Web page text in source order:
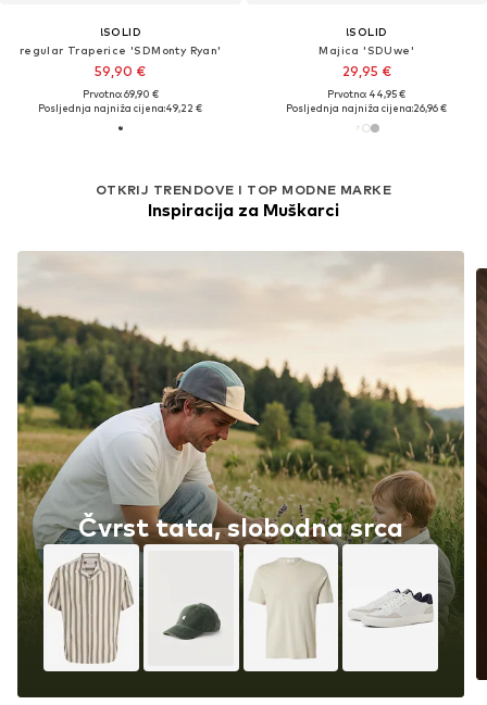
!SOLID
regular Traperice 'SDMonty Ryan'
59,90 €
Prvotno: 69,90 €
Posljednja najniža cijena:49,22 €
!SOLID
Majica 'SDUwe'
29,95 €
Prvotno: 44,95 €
Posljednja najniža cijena:26,96 €
OTKRIJ TRENDOVE I TOP MODNE MARKE
Inspiracija za Muškarci
Čvrst tata, slobodna srca